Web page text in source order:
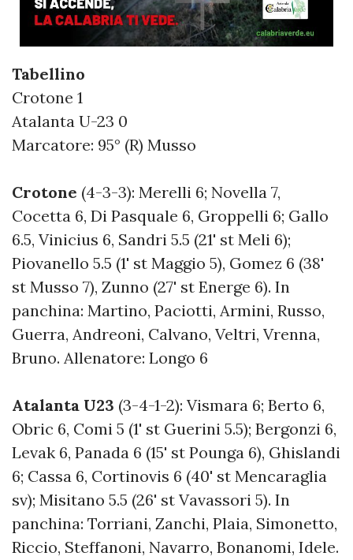
Tabellino
Crotone 1
Atalanta U-23 0
Marcatore: 95° (R) Musso
Crotone (4-3-3): Merelli 6; Novella 7,
Cocetta 6, Di Pasquale 6, Groppelli 6; Gallo
6.5, Vinicius 6, Sandri 5.5 (21' st Meli 6);
Piovanello 5.5 (1' st Maggio 5), Gomez 6 (38'
st Musso 7), Zunno (27' st Energe 6). In
panchina: Martino, Paciotti, Armini, Russo,
Guerra, Andreoni, Calvano, Veltri, Vrenna,
Bruno. Allenatore: Longo 6
Atalanta U23 (3-4-1-2): Vismara 6; Berto 6,
Obric 6, Comi 5 (1' st Guerini 5.5); Bergonzi 6,
Levak 6, Panada 6 (15' st Pounga 6), Ghislandi
6; Cassa 6, Cortinovis 6 (40' st Mencaraglia
sv); Misitano 5.5 (26' st Vavassori 5). In
panchina: Torriani, Zanchi, Plaia, Simonetto,
Riccio, Steffanoni, Navarro, Bonanomi, Idele.